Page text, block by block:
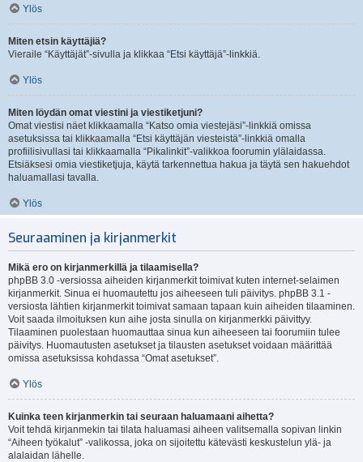
Ylös
Miten etsin käyttäjiä?
Vieraile “Käyttäjät”-sivulla ja klikkaa “Etsi käyttäjä”-linkkiä.
Ylös
Miten löydän omat viestini ja viestiketjuni?
Omat viestisi näet klikkaamalla “Katso omia viestejäsi”-linkkiä omissa
asetuksissa tai klikkaamalla “Etsi käyttäjän viesteistä”-linkkiä omalla
profiilisivullasi tai klikkaamalla “Pikalinkit”-valikkoa foorumin ylälaidassa.
Etsiäksesi omia viestiketjuja, käytä tarkennettua hakua ja täytä sen hakuehdot
haluamallasi tavalla.
Ylös
Seuraaminen ja kirjanmerkit
Mikä ero on kirjanmerkillä ja tilaamisella?
phpBB 3.0 -versiossa aiheiden kirjanmerkit toimivat kuten internet-selaimen
kirjanmerkit. Sinua ei huomautettu jos aiheeseen tuli päivitys. phpBB 3.1 -
versiosta lähtien kirjanmerkit toimivat samaan tapaan kuin aiheiden tilaaminen.
Voit saada ilmoituksen kun aihe josta sinulla on kirjanmerkki päivittyy.
Tilaaminen puolestaan huomauttaa sinua kun aiheeseen tai foorumiin tulee
päivitys. Huomautusten asetukset ja tilausten asetukset voidaan määrittää
omissa asetuksissa kohdassa “Omat asetukset”.
Ylös
Kuinka teen kirjanmerkin tai seuraan haluamaani aihetta?
Voit tehdä kirjanmekin tai tilata haluamasi aiheen valitsemalla sopivan linkin
“Aiheen työkalut” -valikossa, joka on sijoitettu kätevästi keskustelun ylä- ja
alalaidan lähelle.